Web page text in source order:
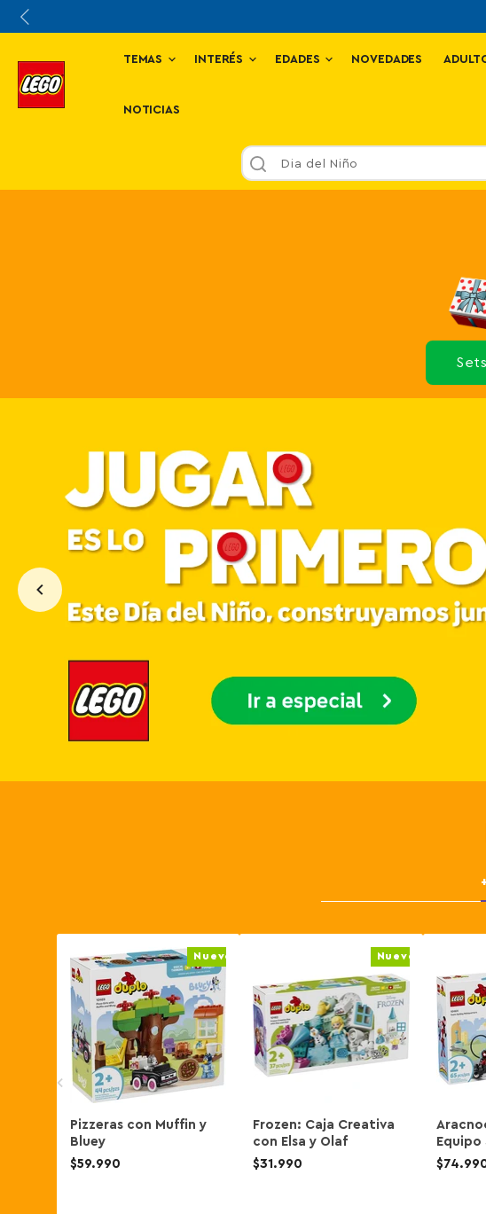
TEMAS INTERÉS EDADES NOVEDADES
NOTICIAS
Harry Potter
Nuevo
Pizzeras con Muffin y
Bluey
$59.990
Nuevo
Frozen: Caja Creativa
con Elsa y Olaf
$31.990
Equipo